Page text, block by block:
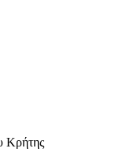
Κρήτης